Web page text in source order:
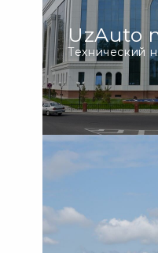
UzAuto
Технический